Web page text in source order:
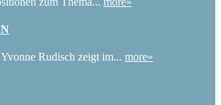
Rudisch zeigt im... more»